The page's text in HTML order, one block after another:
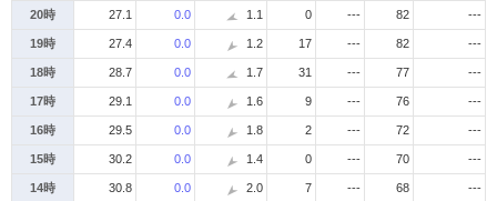
20時 27.1 0.0 1.1 0 --- 82 ---
19時 27.4 0.0 1.2 17 --- 82 ---
18時 28.7 0.0 1.7 31 --- 77 ---
17時 29.1 0.0 1.6 9 --- 76 ---
16時 29.5 0.0 1.8 2 --- 72 ---
15時 30.2 0.0 1.4 0 --- 70 ---
14時 30.8 0.0 2.0 7 --- 68 ---